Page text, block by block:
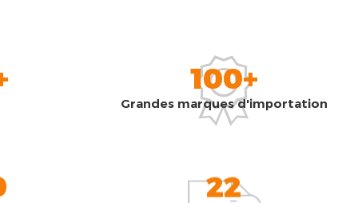
100+
Grandes marques d'importation
22